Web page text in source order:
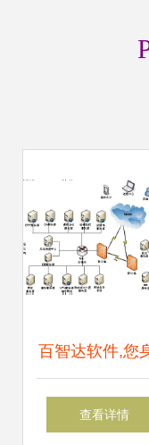
百智达软件,您
的管理专家!百
查看详情